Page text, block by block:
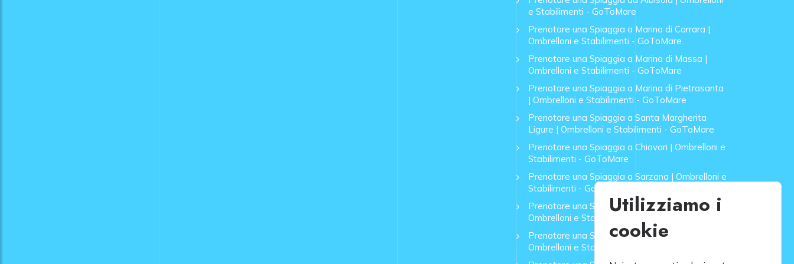
e Stabilimenti - GoToMare
Prenotare una Spiaggia a Marina di Carrara |
Ombrelloni e Stabilimenti - GoToMare
Prenotare una Spiaggia a Marina di Massa |
Ombrelloni e Stabilimenti - GoToMare
Prenotare una Spiaggia a Marina di Pietrasanta
| Ombrelloni e Stabilimenti - GoToMare
Prenotare una Spiaggia a Santa Margherita
Ligure | Ombrelloni e Stabilimenti - GoToMare
Prenotare una Spiaggia a Chiavari | Ombrelloni e
Stabilimenti - GoToMare
Prenotare una Spiaggia a Sarzana | Ombrelloni e
Stabilimenti - GoToMare
Prenotare una Spiaggia a Forte dei Marmi |
Ombrelloni e Stabilimenti - GoToMare
Prenotare una Spiaggia a Lido di Camaiore |
Ombrelloni e Stabilimenti - GoToMare
Utilizziamo i
cookie